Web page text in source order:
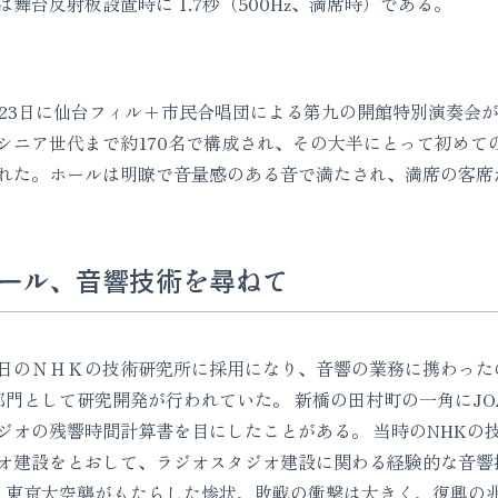
に仙台フィル+市民合唱団による第九の開館特別演奏会
ニア世代まで約170名で構成され、その大半にとって初め
た。ホールは明瞭で音量感のある音で満たされ、満席の客
、音響技術を尋ねて
ＮＨＫの技術研究所に採用になり、音響の業務に携わっ
として研究開発が行われていた。 新橋の田村町の一角に
オの残響時間計算書を目にしたことがある。 当時のNHKの
建設をとおして、ラジオスタジオ建設に関わる経験的な音